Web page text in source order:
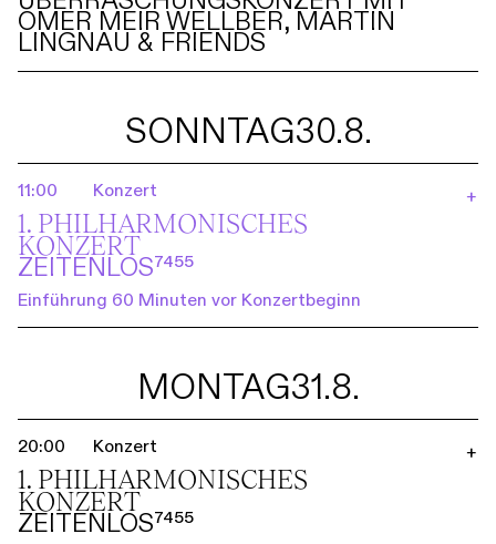
OMER MEIR WELLBER, MARTIN
LINGNAU & FRIENDS
SONNTAG30.8.
11:00 Konzert
1. PHILHARMO­NISCHES
KONZERT
ZEITENLOS⁷⁴⁵⁵
Einführung 60 Minuten vor Konzertbeginn
+
MONTAG31.8.
20:00 Konzert
1. PHILHARMO­NISCHES
KONZERT
ZEITENLOS⁷⁴⁵⁵
+